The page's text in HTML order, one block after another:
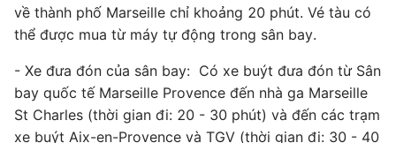
về thành phố Marseille chỉ khoảng 20 phút. Vé tàu có
thể được mua từ máy tự động trong sân bay.
- Xe đưa đón của sân bay: Có xe buýt đưa đón từ Sân
bay quốc tế Marseille Provence đến nhà ga Marseille
St Charles (thời gian đi: 20 - 30 phút) và đến các trạm
xe buýt Aix-en-Provence và TGV (thời gian đi: 30 - 40